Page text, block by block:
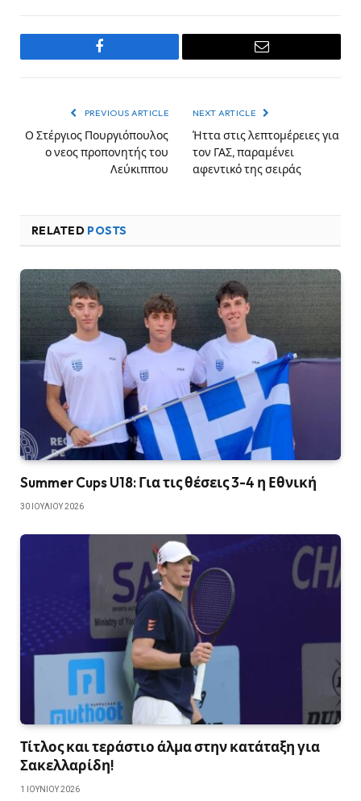
Facebook Email
PREVIOUS ARTICLE
Ο Στέργιος Πουργιόπουλος
ο νεος προπονητής του
Λεύκιππου
NEXT ARTICLE
Ήττα στις λεπτομέρειες για
τον ΓΑΣ, παραμένει
αφεντικό της σειράς
RELATED POSTS
Summer Cups U18: Για τις θέσεις 3-4 η Εθνική
30 ΙΟΥΛΊΟΥ 2026
Τίτλος και τεράστιο άλμα στην κατάταξη για
Σακελλαρίδη!
1 ΙΟΥΝΊΟΥ 2026